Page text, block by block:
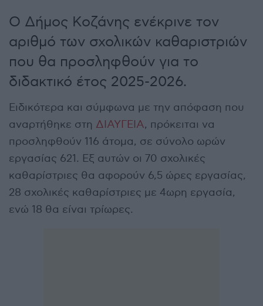
Ο Δήμος Κοζάνης ενέκρινε τον
αριθμό των σχολικών καθαριστριών
που θα προσληφθούν για το
διδακτικό έτος 2025-2026.
Ειδικότερα και σύμφωνα με την απόφαση που
αναρτήθηκε στη ΔΙΑΥΓΕΙΑ, πρόκειται να
προσληφθούν 116 άτομα, σε σύνολο ωρών
εργασίας 621. Εξ αυτών οι 70 σχολικές
καθαρίστριες θα αφορούν 6,5 ώρες εργασίας,
28 σχολικές καθαρίστριες με 4ωρη εργασία,
ενώ 18 θα είναι τρίωρες.